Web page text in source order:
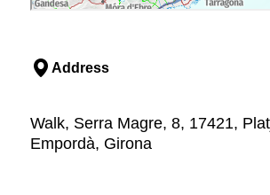
Address
Walk, Serra Magre, 8, 17421,
Empordà, Girona